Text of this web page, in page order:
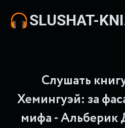
Слушать
Хемингуэй: за
мифа -